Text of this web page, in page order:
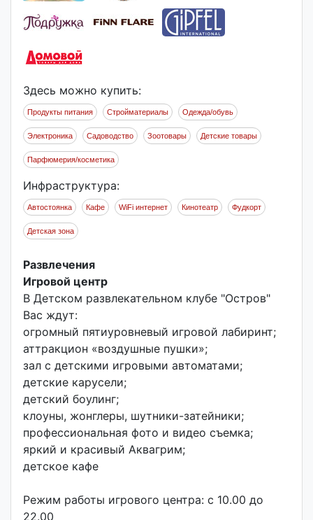
Здесь можно купить:
Продукты питания Стройматериалы Одежда/обувь
Электроника Садоводство Зоотовары Детские товары
Парфюмерия/косметика
Инфраструктура:
Автостоянка Кафе WiFi интернет Кинотеатр Фудкорт
Детская зона
Развлечения
Игровой центр
В Детском развлекательном клубе "Остров"
Вас ждут:
огромный пятиуровневый игровой лабиринт;
аттракцион «воздушные пушки»;
зал с детскими игровыми автоматами;
детские карусели;
детский боулинг;
клоуны, жонглеры, шутники-затейники;
профессиональная фото и видео съемка;
яркий и красивый Аквагрим;
детское кафе
Режим работы игрового центра: с 10.00 до
22.00